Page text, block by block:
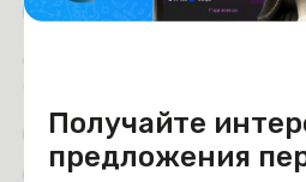
Получайте
предложения
Оплата
Отзывы
Обмен и возврат